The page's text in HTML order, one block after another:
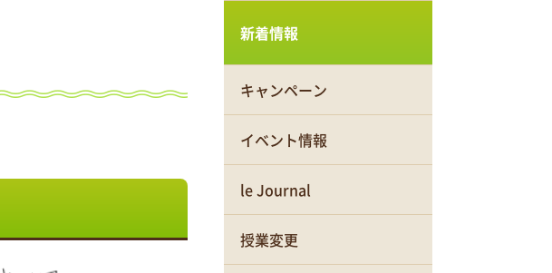
新着情報
キャンペーン
イベント情報
le Journal
授業変更